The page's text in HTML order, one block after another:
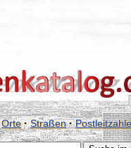
Orte·Straßen·